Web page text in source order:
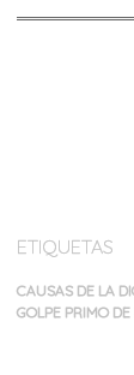
ETIQUETAS
CAUSAS DE LA
GOLPE PRIMO